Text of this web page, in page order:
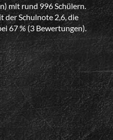
mit rund 996 Schülern.
der Schulnote 2,6, die
67 % (3 Bewertungen).